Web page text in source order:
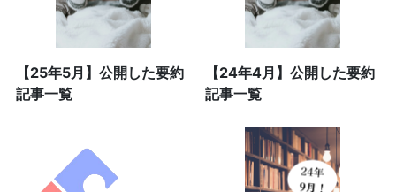
【25年5月】公開した要約
記事一覧
【24年4月】公開した要約
記事一覧